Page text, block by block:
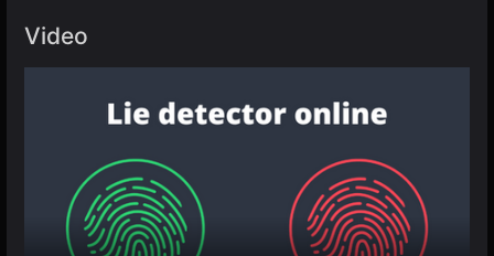
Video